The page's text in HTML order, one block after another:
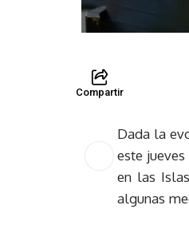
Compartir
Dada la
este
en las
algunas